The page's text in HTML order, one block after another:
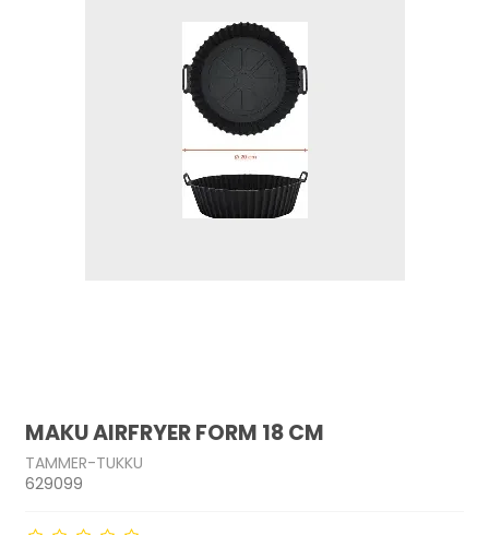
MAKU AIRFRYER FORM 18 CM
TAMMER-TUKKU
629099